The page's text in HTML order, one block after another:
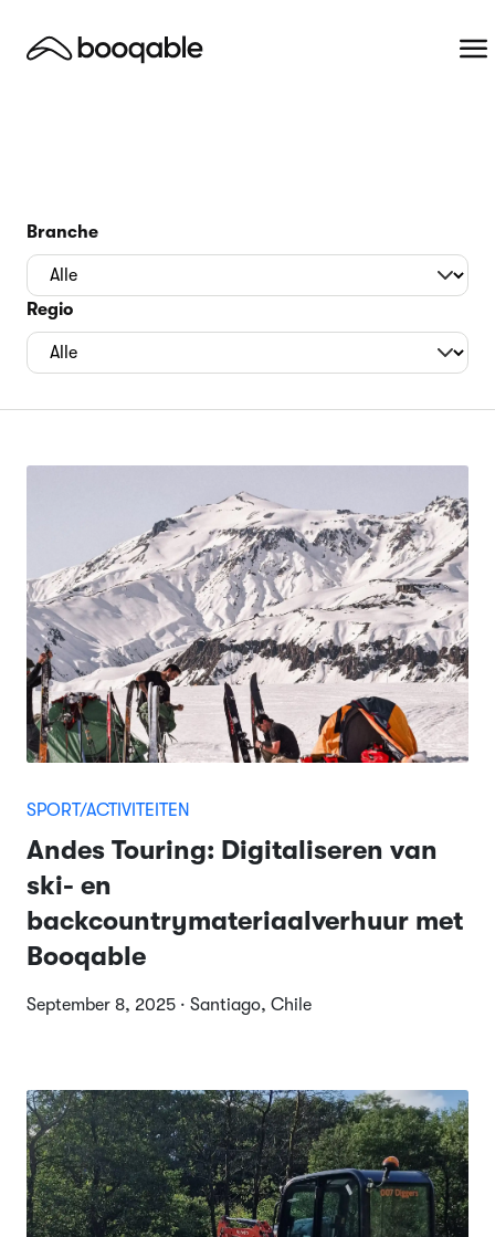
Branche
Regio
SPORT/ACTIVITEITEN
Andes Touring: Digitaliseren van
ski- en
backcountrymateriaalverhuur met
Booqable
September 8, 2025 · Santiago, Chile